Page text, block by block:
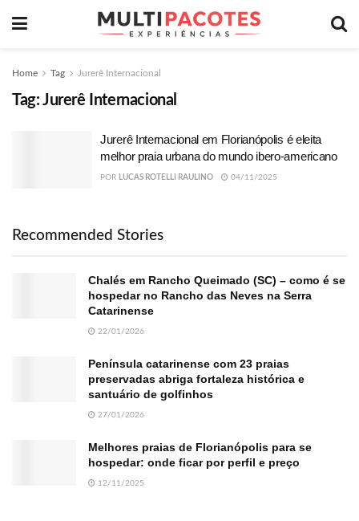
Home Tag Jurerê Internacional
Tag: Jurerê Internacional
Jurerê Internacional em Florianópolis é eleita
melhor praia urbana do mundo ibero-americano
POR LUCAS ROTELLI RAULINO 04/11/2025
Recommended Stories
Chalés em Rancho Queimado (SC) – como é se
hospedar no Rancho das Neves na Serra
Catarinense
22/01/2026
Península catarinense com 23 praias
preservadas abriga fortaleza histórica e
santuário de golfinhos
27/01/2026
Melhores praias de Florianópolis para se
hospedar: onde ficar por perfil e preço
12/11/2025